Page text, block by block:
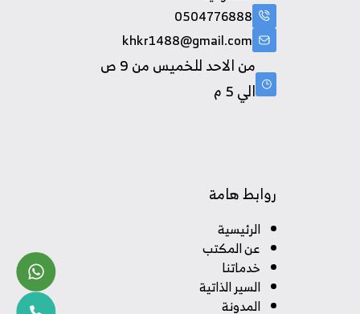
0504776888
khkr1488@gmail.com
من الاحد للخميس من 9 ص
الي 5 م
روابط هامة
الرئيسية
عن المكتب
خدماتنا
السير الذاتية
المدونة